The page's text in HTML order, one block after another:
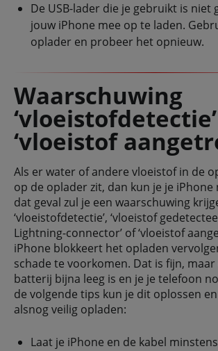
De USB-lader die je gebruikt is niet
jouw iPhone mee op te laden.
oplader en probeer het opnieuw.
Waarschuwing
‘vloeistof
Als er water of andere vloeistof in de
op de oplader zit, dan kun je je iPhone
dat geval zul je een waarschuwing
‘vloeistofdetectie’, ‘vloeistof
Lightning-connector’ of ‘vloeistof
iPhone blokkeert het opladen
schade te voorkomen. Dat is fijn,
batterij bijna leeg is en je je telefoon
de volgende tips kun je dit oplossen
alsnog veilig opladen:
Laat je iPhone en de kabel